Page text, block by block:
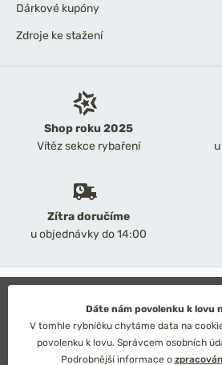
Shop roku 2025
Vítěz sekce rybaření
Zítra doručíme
u objednávky do 14:00
Dárkové kupóny
Zdroje ke stažení
Obchodní
Ochrana osobních
Technické řešení:
Strategický design:
Dáte nám povolenku k lovu
V tomhle rybníčku chytáme data na
povolenku k lovu. Správcem osobních
Podrobnější informace o